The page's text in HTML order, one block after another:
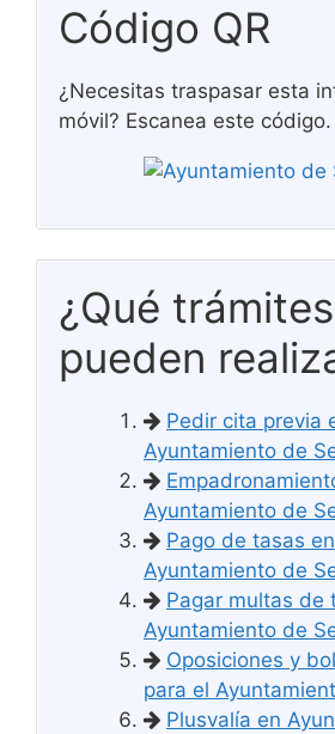
Código QR
¿Necesitas traspasar esta
móvil? Escanea este código.
¿Qué trámites
pueden
Pedir cita previa
Ayuntamiento de
Ayuntamiento de
Pago de tasas
Ayuntamiento de
Pagar multas de
Ayuntamiento de
Oposiciones y
para el
Plusvalía en